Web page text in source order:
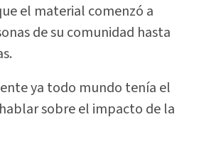
el material comenzó a
de su comunidad hasta
ya todo mundo tenía el
sobre el impacto de la